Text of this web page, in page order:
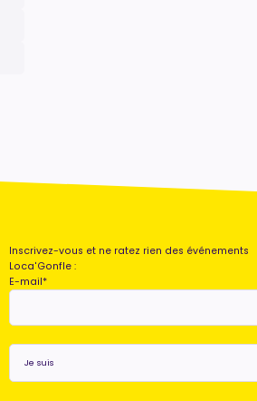
Inscrivez-vous et ne ratez rien des événements
Loca'Gonfle :
E-mail*
Je
suis*